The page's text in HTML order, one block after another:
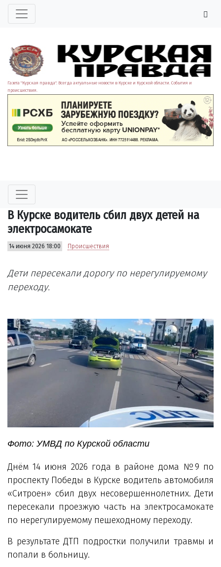
Газета "Курская правда". Всегда актуальные новости в Курске и Курской области. События и
происшествия.
В Курске водитель сбил двух детей на
электросамокате
14 июня 2026 18:00 Происшествия
Дети пересекали дорогу по нерегулируемому
переходу.
Фото: УМВД по Курской области
Днём 14 июня 2026 года в районе дома №9 по
проспекту Победы в Курске водитель автомобиля
«Ситроен» сбил двух несовершеннолетних. Дети
пересекали проезжую часть на электросамокате
по нерегулируемому пешеходному переходу.
В результате ДТП подростки получили травмы и
попали в больницу.